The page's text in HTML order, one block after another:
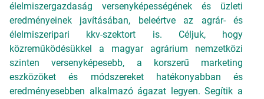
élelmiszergazdaság versenyképességének és üzleti
eredményeinek javításában, beleértve az agrár- és
élelmiszeripari kkv-szektort is. Céljuk, hogy
közreműködésükkel a magyar agrárium nemzetközi
szinten versenyképesebb, a korszerű marketing
eszközöket és módszereket hatékonyabban és
eredményesebben alkalmazó ágazat legyen. Segítik a